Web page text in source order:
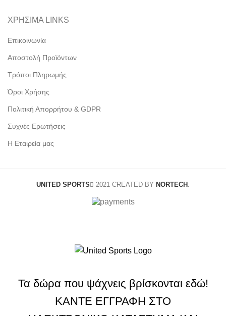
ΧΡΗΣΙΜΑ LINKS
Επικοινωνία
Αποστολή Προϊόντων
Τρόποι Πληρωμής
Όροι Χρήσης
Πολιτική Απορρήτου & GDPR
Συχνές Ερωτήσεις
Η Εταιρεία μας
UNITED SPORTS 2021 CREATED BY NORTECH
Τα δώρα που ψάχνεις βρίσκονται εδώ!
ΚΑΝΤΕ ΕΓΓΡΑΦΗ ΣΤΟ